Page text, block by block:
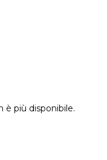
è più disponibile.